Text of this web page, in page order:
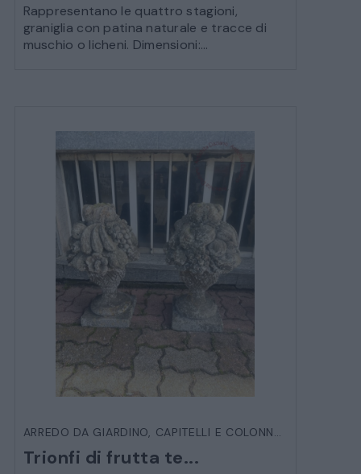
Rappresentano le quattro stagioni,
graniglia con patina naturale e tracce di
muschio o licheni. Dimensioni:...
ARREDO DA GIARDINO, CAPITELLI E COLONNE
Trionfi di frutta te...